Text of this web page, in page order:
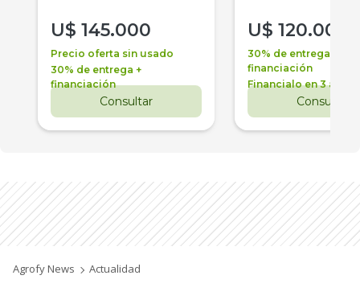
U$ 145.000
Precio oferta sin usado
30% de entrega +
financiación
Consultar
U$ 120.000
30% de entrega +
financiación
Financialo en 3 años
Consultar
Agrofy News Actualidad